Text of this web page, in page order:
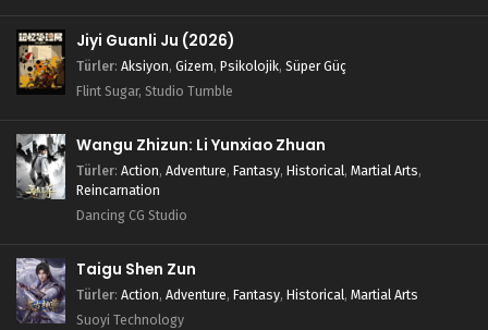
Blm 43 - Ağustos 12, 2025
Tales of Herding Gods 42.Bölüm izle
Tales of Herding Gods 41.Bölüm izle
Blm 41 - Temmuz 27, 2025
Tales of Herding Gods 40.Bölüm izle
Blm 40 - Temmuz 21, 2025
Jiyi Guanli Ju (2026)
Türler: Aksiyon, Gizem, Psikolojik, Süper Güç
Flint Sugar, Studio Tumble
Wangu Zhizun: Li Yunxiao Zhuan
Türler: Action, Adventure, Fantasy, Historical, Martial Arts,
Reincarnation
Dancing CG Studio
Taigu Shen Zun
Türler: Action, Adventure, Fantasy, Historical, Martial Arts
Suoyi Technology